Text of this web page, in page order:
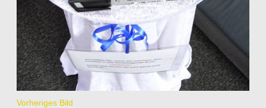
Vorheriges Bild